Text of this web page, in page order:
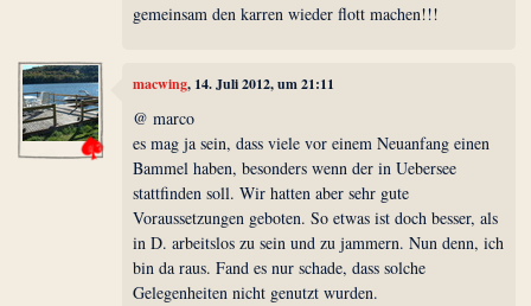
gemeinsam den karren wieder flott machen!!!
macwing, 14. Juli 2012, um 21:11
@ marco
es mag ja sein, dass viele vor einem Neuanfang einen
Bammel haben, besonders wenn der in Uebersee
stattfinden soll. Wir hatten aber sehr gute
Voraussetzungen geboten. So etwas ist doch besser, als
in D. arbeitslos zu sein und zu jammern. Nun denn, ich
bin da raus. Fand es nur schade, dass solche
Gelegenheiten nicht genutzt wurden.